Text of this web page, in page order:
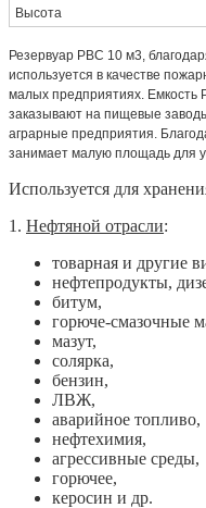
Высота
Резервуар РВС 10 м3,
используется в качестве
малых предприятиях.
заказывают на пищевые
аграрные предприятия.
занимает малую площадь для
Используется для
1. Нефтяной отрасли:
товарная и другие
нефтепродукты,
битум,
горюче-смазочные
мазут,
солярка,
бензин,
ЛВЖ,
аварийное топливо,
нефтехимия,
агрессивные среды,
горючее,
керосин и др.